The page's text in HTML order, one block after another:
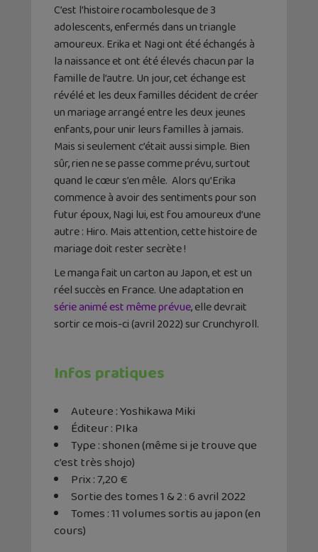
C’est l’histoire rocambolesque de 3
adolescents, enfermés dans un triangle
amoureux. Erika et Nagi ont été échangés à
la naissance et ont été élevés chacun par la
famille de l’autre. Un jour, cet échange est
révélé et les deux familles décident de créer
un mariage arrangé entre les deux jeunes
enfants, pour unir leurs familles à jamais.
Mais si seulement c’était aussi simple. Bien
sûr, rien ne se passe comme prévu, surtout
quand le cœur s’en mêle. Alors qu’Erika
commence à avoir des sentiments pour son
futur époux, Nagi lui, est fou amoureux d’une
autre : Hiro. Mais attention, cette histoire de
mariage doit rester secrète !
Le manga fait un carton au Japon, et est un
réel succès en France. Une adaptation en
série animé est même prévue, elle devrait
sortir ce mois-ci (avril 2022) sur Crunchyroll.
Infos pratiques
Auteure : Yoshikawa Miki
Éditeur : PIka
Type : shonen (même si je trouve que
c’est très shojo)
Prix : 7,20 €
Sortie des tomes 1 & 2 : 6 avril 2022
Tomes : 11 volumes sortis au japon (en
cours)